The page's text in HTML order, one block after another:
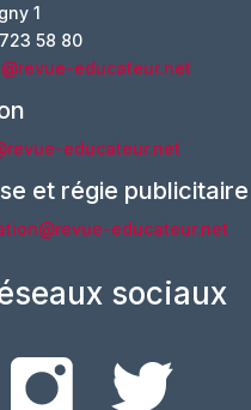
1
58 80
educateur.net
educateur.net
et régie publicitaire
educateur.net
sociaux